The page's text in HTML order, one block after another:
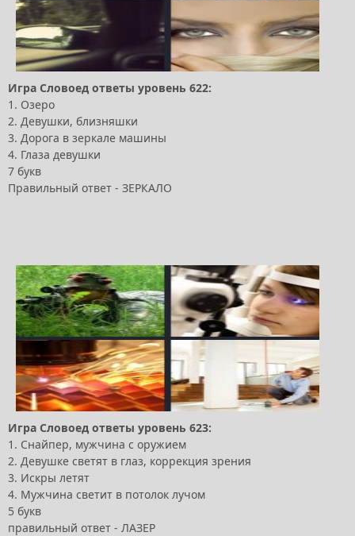
Игра Словоед ответы уровень 622:
1. Озеро
2. Девушки, близняшки
3. Дорога в зеркале машины
4. Глаза девушки
7 букв
Правильный ответ - ЗЕРКАЛО
Игра Словоед ответы уровень 623:
1. Снайпер, мужчина с оружием
2. Девушке светят в глаз, коррекция зрения
3. Искры летят
4. Мужчина светит в потолок лучом
5 букв
правильный ответ - ЛАЗЕР